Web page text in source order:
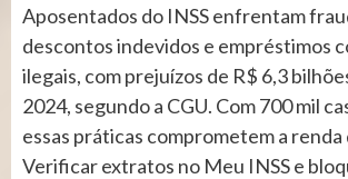
Aposentados do INSS enfrentam
descontos indevidos e empréstimos
ilegais, com prejuízos de R$ 6,3
2024, segundo a CGU. Com 700 mil
essas práticas comprometem a renda
Verificar extratos no Meu INSS e